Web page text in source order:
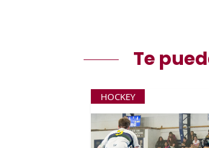
Te
HOCKEY